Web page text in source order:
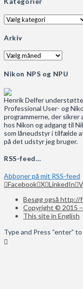
Kategorier
Arkiv
Arkiv
Nikon NPS og NPU
Henrik Delfer
Professional User- og
programmerne, der
hos Nikon og adgang til
som låneudstyr i tilfælde
på det udstyr jeg bruger.
RSS-feed…
Abboner på mit RSS-feed
Facebook X LinkedIn
Besøg også http://
Copyright © 2015
This site in English
Type and Press “enter” to